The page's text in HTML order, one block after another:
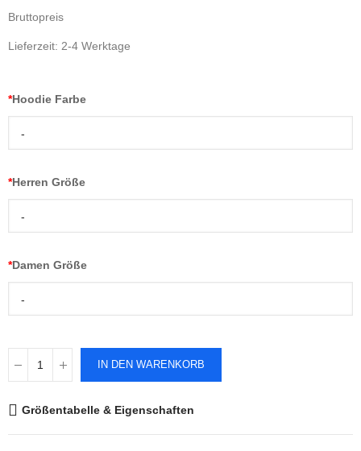
Bruttopreis
Lieferzeit: 2-4 Werktage
*Hoodie Farbe
-
*Herren Größe
-
*Damen Größe
-
IN DEN WARENKORB
Größentabelle & Eigenschaften